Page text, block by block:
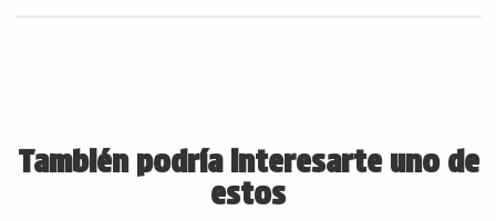
También podría interesarte uno de
estos